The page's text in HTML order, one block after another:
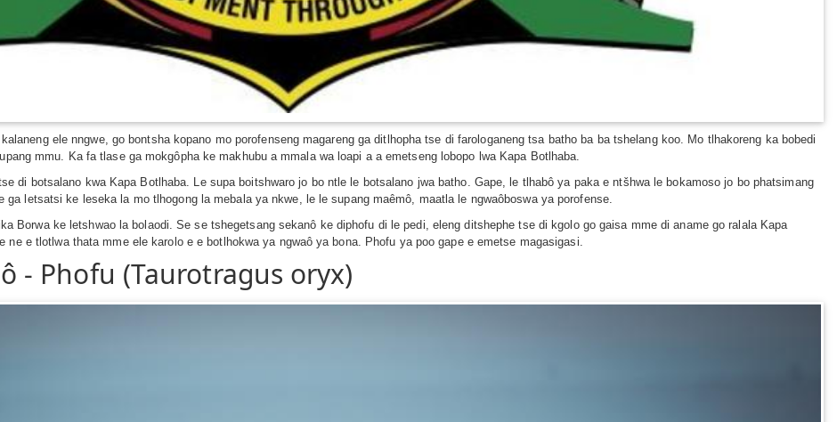
ele nngwe, go bontsha kopano mo porofenseng magareng ga ditlhopha tse di farologaneng tsa batho ba ba tshelang koo. Mo tlhakoreng ka bobedi
mmu. Ka fa tlase ga mokgôpha ke makhubu a mmala wa loapi a a emetseng lobopo lwa Kapa Botlhaba.
di botsalano kwa Kapa Botlhaba. Le supa boitshwaro jo bo ntle le botsalano jwa batho. Gape, le tlhabô ya paka e ntšhwa le bokamoso jo bo phatsimang
letsatsi ke leseka la mo tlhogong la mebala ya nkwe, le le supang maêmô, maatla le ngwaôboswa ya porofense.
Borwa ke letshwao la bolaodi. Se se tshegetsang sekanô ke diphofu di le pedi, eleng ditshephe tse di kgolo go gaisa mme di aname go ralala Kapa
ne e tlotlwa thata mme ele karolo e e botlhokwa ya ngwaô ya bona. Phofu ya poo gape e emetse magasigasi.
- Phofu (Taurotragus oryx)